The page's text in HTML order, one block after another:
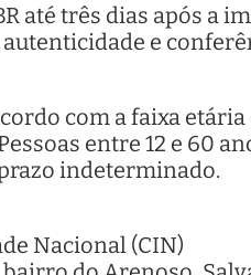
até três dias após a
e
com a faixa
entre 12 e 60
indeterminado.
Nacional (CIN)